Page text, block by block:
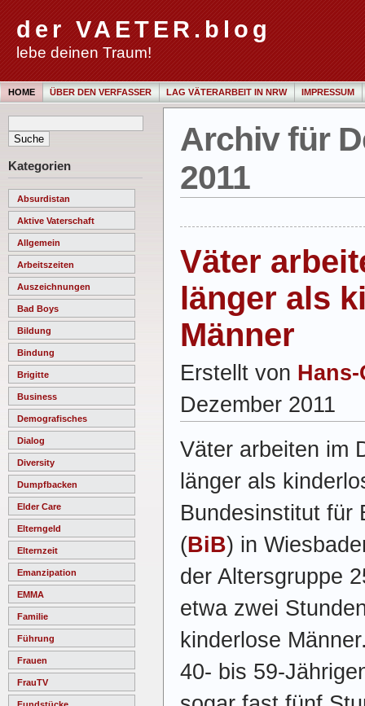
der VAETER.blog
lebe deinen Traum!
HOME ÜBER DEN VERFASSER LAG VÄTERARBEIT IN NRW IMPRESSUM
Kategorien
Absurdistan
Aktive Vaterschaft
Allgemein
Arbeitszeiten
Auszeichnungen
Bad Boys
Bildung
Bindung
Brigitte
Business
Demografisches
Dialog
Diversity
Dumpfbacken
Elder Care
Elterngeld
Elternzeit
Emanzipation
EMMA
Familie
Führung
Frauen
FrauTV
Archiv für
2011
Väter
länger als
Männer
Erstellt von
Dezember 2011
Väter arbeiten im
länger als
Bundesinstitut für
(BiB) in
der Altersgruppe
etwa zwei
kinderlose
40- bis 59-